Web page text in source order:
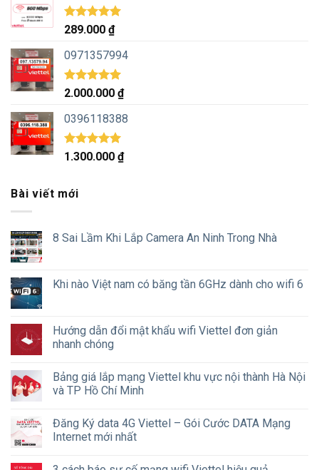
Được xếp
5.00
5 sao
289.000 ₫
0971357994
Được xếp
5 sao
2.000.000 ₫
0396118388
Được xếp
1.300.000 ₫
Bài viết mới
8 Sai Lầm Khi Lắp Camera An Ninh Trong Nhà
Khi nào Việt nam có băng tần 6GHz dành cho wifi 6
Hướng dẫn đổi mật khẩu wifi Viettel đơn giản
nhanh chóng
Bảng giá lắp mạng Viettel khu vực nội thành Hà Nội
và TP Hồ Chí Minh
Đăng Ký data 4G Viettel – Gói Cước DATA Mạng
Internet mới nhất